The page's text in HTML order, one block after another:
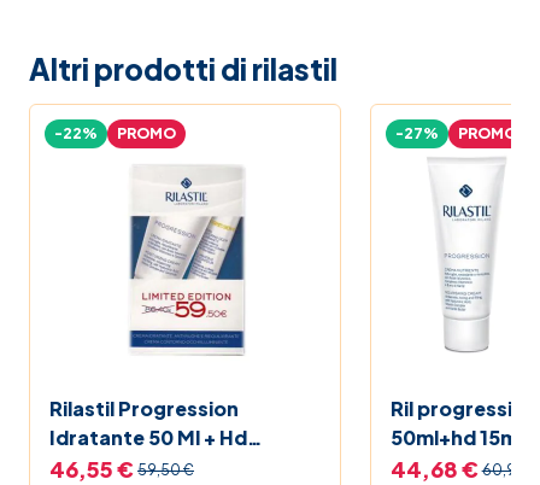
Altri prodotti di rilastil
Rilastil Progression
Idratante 50 Ml + Hd
Contorno Occhi 15 ml
-22% PROMO
46,55 € 59,50 €
Ril
50ml+hd 15ml
-27% PROMO
44,68 € 60,90 €